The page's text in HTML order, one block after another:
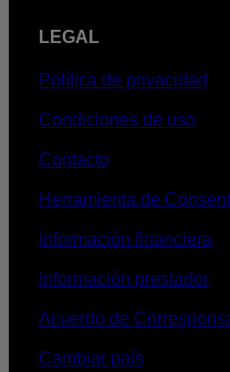
LEGAL
Política de privacidad
Condiciones de uso
Contacto
Herramienta de
Información financiera
Información prestador
Acuerdo de
Cambiar país